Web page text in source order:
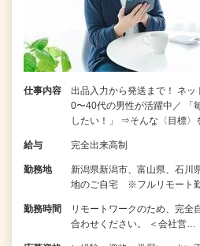
仕事内容
出品入力から発送まで！ ネ
0〜40代の男性が活躍中／ 「
したい！」 ⇒そんな〈目標〉
給与 完全出来高制
勤務地
新潟県新潟市、富山県、石川
地のご自宅 ※フルリモート
勤務時間
リモートワークのため、完全
合わせください。 ＜会社営…